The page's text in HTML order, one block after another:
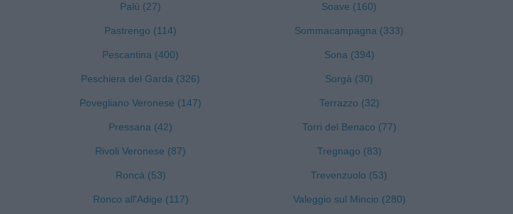
Palù (27)
Pastrengo (114)
Pescantina (400)
Peschiera del Garda (326)
Povegliano Veronese (147)
Pressana (42)
Rivoli Veronese (87)
Roncà (53)
Ronco all'Adige (117)
Soave (160)
Sommacampagna (333)
Sona (394)
Sorgà (30)
Terrazzo (32)
Torri del Benaco (77)
Tregnago (83)
Trevenzuolo (53)
Valeggio sul Mincio (280)